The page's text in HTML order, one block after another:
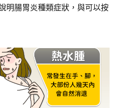
明腸胃炎種類症狀，與可以按